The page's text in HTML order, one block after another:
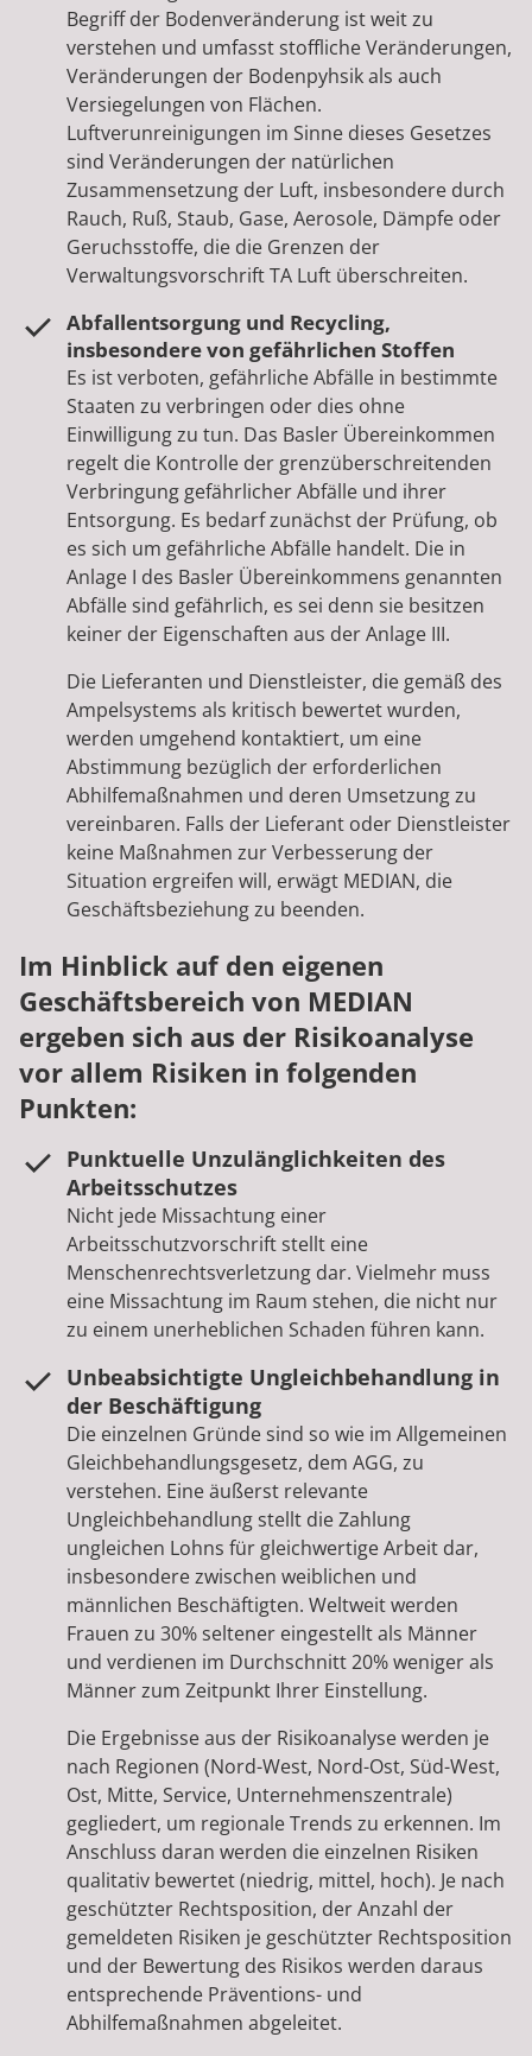
Begriff der Bodenveränderung ist weit zu
verstehen und umfasst stoffliche Veränderungen,
Veränderungen der Bodenpyhsik als auch
Versiegelungen von Flächen.
Luftverunreinigungen im Sinne dieses Gesetzes
sind Veränderungen der natürlichen
Zusammensetzung der Luft, insbesondere durch
Rauch, Ruß, Staub, Gase, Aerosole, Dämpfe oder
Geruchsstoffe, die die Grenzen der
Verwaltungsvorschrift TA Luft überschreiten.
Abfallentsorgung und Recycling,
insbesondere von gefährlichen Stoffen
Es ist verboten, gefährliche Abfälle in bestimmte
Staaten zu verbringen oder dies ohne
Einwilligung zu tun. Das Basler Übereinkommen
regelt die Kontrolle der grenzüberschreitenden
Verbringung gefährlicher Abfälle und ihrer
Entsorgung. Es bedarf zunächst der Prüfung, ob
es sich um gefährliche Abfälle handelt. Die in
Anlage I des Basler Übereinkommens genannten
Abfälle sind gefährlich, es sei denn sie besitzen
keiner der Eigenschaften aus der Anlage III.
Die Lieferanten und Dienstleister, die gemäß des
Ampelsystems als kritisch bewertet wurden,
werden umgehend kontaktiert, um eine
Abstimmung bezüglich der erforderlichen
Abhilfemaßnahmen und deren Umsetzung zu
vereinbaren. Falls der Lieferant oder Dienstleister
keine Maßnahmen zur Verbesserung der
Situation ergreifen will, erwägt MEDIAN, die
Geschäftsbeziehung zu beenden.
Im Hinblick auf den eigenen
Geschäftsbereich von MEDIAN
ergeben sich aus der Risikoanalyse
vor allem Risiken in folgenden
Punkten:
Punktuelle Unzulänglichkeiten des
Arbeitsschutzes
Nicht jede Missachtung einer
Arbeitsschutzvorschrift stellt eine
Menschenrechtsverletzung dar. Vielmehr muss
eine Missachtung im Raum stehen, die nicht nur
zu einem unerheblichen Schaden führen kann.
Unbeabsichtigte Ungleichbehandlung in
der Beschäftigung
Die einzelnen Gründe sind so wie im Allgemeinen
Gleichbehandlungsgesetz, dem AGG, zu
verstehen. Eine äußerst relevante
Ungleichbehandlung stellt die Zahlung
ungleichen Lohns für gleichwertige Arbeit dar,
insbesondere zwischen weiblichen und
männlichen Beschäftigten. Weltweit werden
Frauen zu 30% seltener eingestellt als Männer
und verdienen im Durchschnitt 20% weniger als
Männer zum Zeitpunkt Ihrer Einstellung.
Die Ergebnisse aus der Risikoanalyse werden je
nach Regionen (Nord-West, Nord-Ost, Süd-West,
Ost, Mitte, Service, Unternehmenszentrale)
gegliedert, um regionale Trends zu erkennen. Im
Anschluss daran werden die einzelnen Risiken
qualitativ bewertet (niedrig, mittel, hoch). Je nach
geschützter Rechtsposition, der Anzahl der
gemeldeten Risiken je geschützter Rechtsposition
und der Bewertung des Risikos werden daraus
entsprechende Präventions- und
Abhilfemaßnahmen abgeleitet.